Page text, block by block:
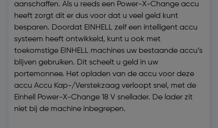
aanschaffen. Als u reeds een Power-X-Change accu
heeft zorgt dit er dus voor dat u veel geld kunt
besparen. Doordat EINHELL zelf een intelligent accu
systeem heeft ontwikkeld, kunt u ook met
toekomstige EINHELL machines uw bestaande accu’s
blijven gebruiken. Dit scheelt u geld in uw
portemonnee. Het opladen van de accu voor deze
accu Accu Kap-/Verstekzaag verloopt snel, met de
Einhell Power-X-Change 18 V snellader. De lader zit
niet bij de machine inbegrepen.